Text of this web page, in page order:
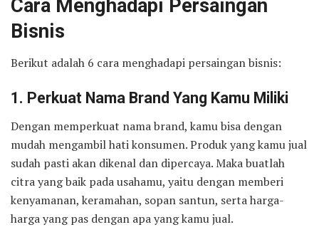
Cara Menghadapi Persaingan
Bisnis
Berikut adalah 6 cara menghadapi persaingan bisnis:
1. Perkuat Nama Brand Yang Kamu Miliki
Dengan memperkuat nama brand, kamu bisa dengan
mudah mengambil hati konsumen. Produk yang kamu jual
sudah pasti akan dikenal dan dipercaya. Maka buatlah
citra yang baik pada usahamu, yaitu dengan memberi
kenyamanan, keramahan, sopan santun, serta harga-
harga yang pas dengan apa yang kamu jual.